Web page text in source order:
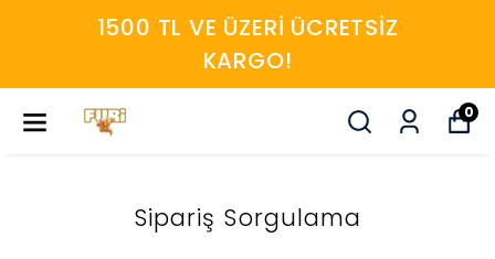
1500 TL VE ÜZERI ÜCRETSIZ
KARGO!
0
Sipariş Sorgulama